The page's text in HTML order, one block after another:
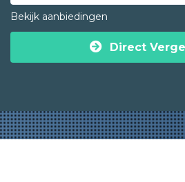
Bekijk aanbiedingen
Direct